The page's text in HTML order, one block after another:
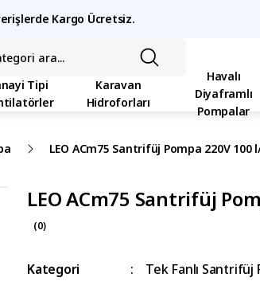
Kargo Ücretsiz.
Tipi
Karavan
Hidroforları
Havalı
Diyaframlı
Pompalar
LEO ACm75 Santrifüj Pompa 220V 100
LEO ACm75 Santrifüj
(0)
Kategori Tek Fanlı Santrifüj